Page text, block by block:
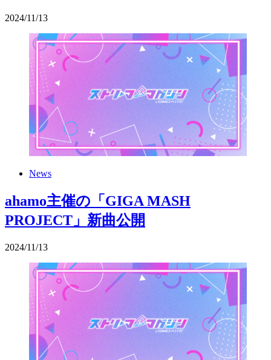
2024/11/13
News
ahamo主催の「GIGA MASH
PROJECT」新曲公開
2024/11/13